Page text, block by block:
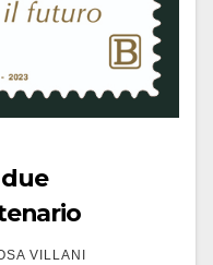
VILLANI